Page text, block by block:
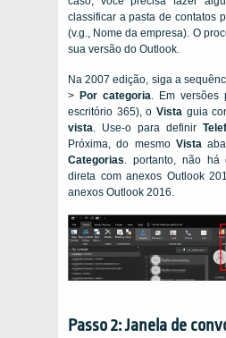
classificar a pasta de contatos
(v.g., Nome da empresa). O
sua versão do Outlook.
Na 2007 edição, siga a
> Por categoria. Em versões
escritório 365), o Vistaguia
vista. Use-o para definir
Próxima, do mesmo Vista
Categorias. portanto, não há
direta com anexos Outlook
anexos Outlook 2016.
Passo 2: Janela de